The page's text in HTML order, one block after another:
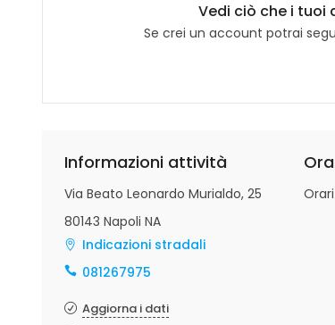
Vedi ciò che i tuoi
Se crei un account potrai
Informazioni attività
Via Beato Leonardo Murialdo, 25
80143 Napoli NA
Indicazioni stradali
081267975
Aggiorna i dati